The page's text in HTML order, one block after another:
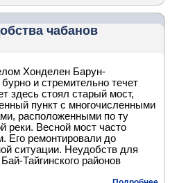
чабанов
Хонделен Барун-
и стремительно течет
здесь стоял старый мост,
пункт с многочисленными
расположенными по ту
реки. Весной мост часто
Его ремонтировали до
ситуации. Неудобств для
Тайгинского районов